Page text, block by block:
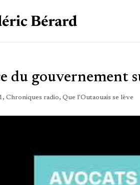
du gouvernement
,Chroniques radio,Que l'Outaouais se lève